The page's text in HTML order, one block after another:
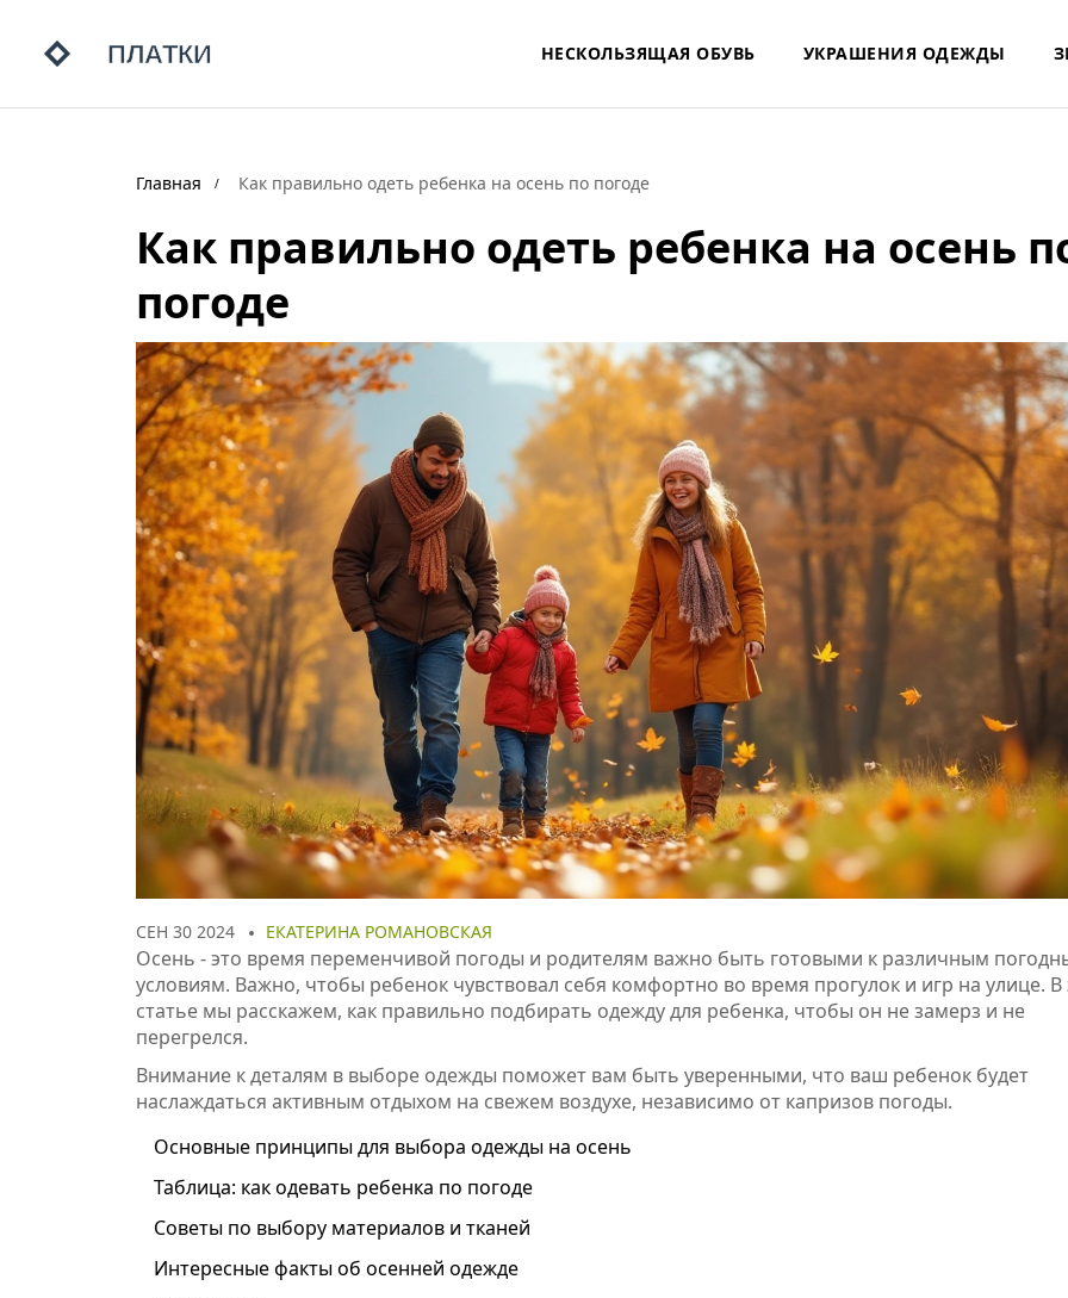
НЕСКОЛЬЗЯЩАЯ ОБУВЬ УКРАШЕНИЯ ОДЕЖДЫ
Главная Как правильно одеть ребенка на осень по погоде
Как правильно одеть ребенка на осень
погоде
СЕН 30 2024 ЕКАТЕРИНА РОМАНОВСКАЯ
Осень - это время переменчивой погоды и родителям важно быть готовыми к различным
условиям. Важно, чтобы ребенок чувствовал себя комфортно во время прогулок и игр на улице. В
статье мы расскажем, как правильно подбирать одежду для ребенка, чтобы он не замерз и не
перегрелся.
Внимание к деталям в выборе одежды поможет вам быть уверенными, что ваш ребенок будет
наслаждаться активным отдыхом на свежем воздухе, независимо от капризов погоды.
Основные принципы для выбора одежды на осень
Таблица: как одевать ребенка по погоде
Советы по выбору материалов и тканей
Интересные факты об осенней одежде